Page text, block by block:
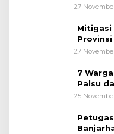
27
Mitigasi
Provinsi
27
7
Palsu
25